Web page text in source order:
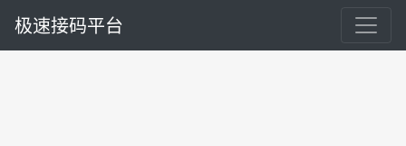
极速接码平台